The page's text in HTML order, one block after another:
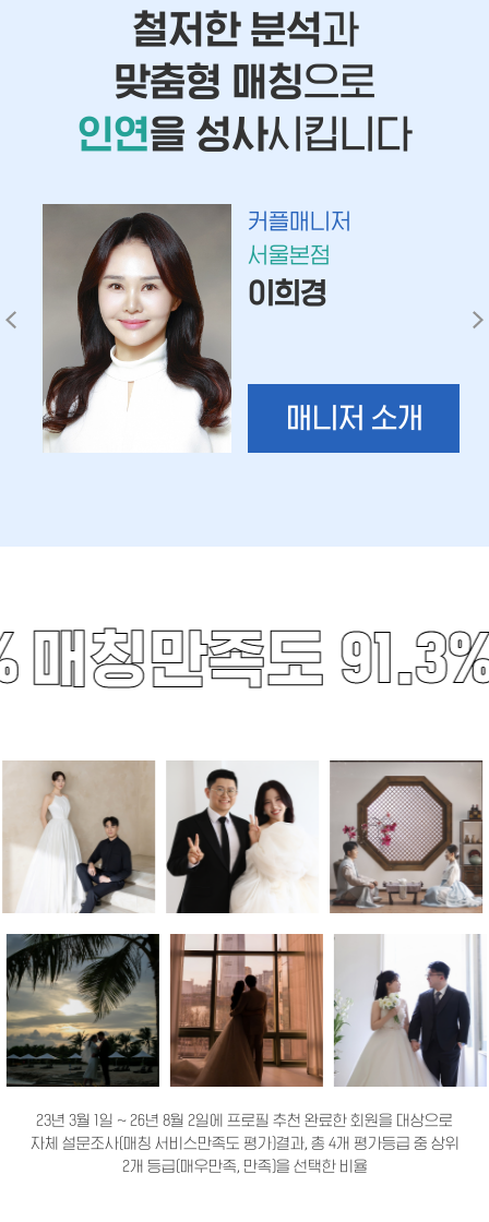
철저한 분석과
맞춤형 매칭으로
인연을 성사시킵니다
커플매니저
서울본점
이희경
매니저 소개
매칭만족도
23년 3월 1일 ~ 26년 8월 2일에 프로필 추천 완료한 회원을 대상으로
자체 설문조사(매칭 서비스만족도 평가)결과, 총 4개 평가등급 중 상위
2개 등급(매우만족, 만족)을 선택한 비율